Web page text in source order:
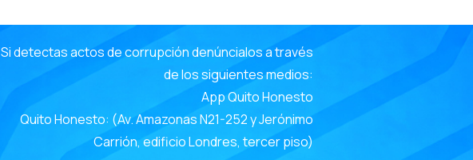
Si detectas actos de corrupción denúncialos a través
de los siguientes medios:
App Quito Honesto
Quito Honesto: (Av. Amazonas N21-252 y Jerónimo
Carrión, edificio Londres, tercer piso)